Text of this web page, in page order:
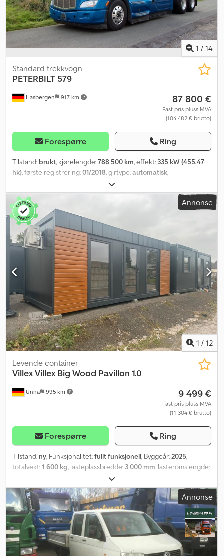
1 / 14
Hasbergen 917 km
Standard trekkvogn
PETERBILT 579
87 800 €
Fast pris pluss MVA
(104 482 € brutto)
Forespørre Ring
Tilstand: brukt, kjørelengde:788 500 km, effekt: 335 kW (455,47
hk) , første registrering:01/2018 , girtype:automatisk
aircondition
Annonse
1 / 12
Unna 995 km
Levende container
VillexVillex Big Wood Pavillon 1.0
9 499 €
Fast pris pluss MVA
(11 304 € brutto)
Forespørre Ring
Tilstand: ny, Funksjonalitet:fullt funksjonell, Byggeår:2025,
totalvekt:1 600 kg, lasteplassbredde: 3 000 mm, lasteromslengde:
2 600 mm
belysning,
Annonse